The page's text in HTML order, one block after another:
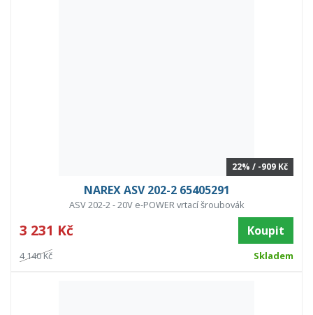
22% / -909 Kč
NAREX ASV 202-2 65405291
ASV 202-2 - 20V e-POWER vrtací šroubovák
3 231 Kč Koupit
4 140 Kč Skladem